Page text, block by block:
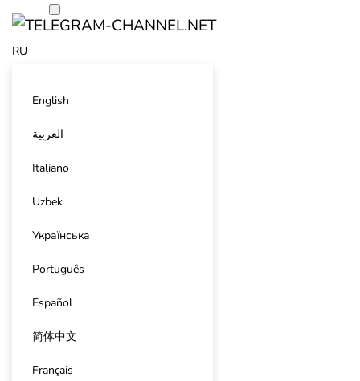
RU
English
العربية
Italiano
Uzbek
Українська
Português
Español
简体中文
Français